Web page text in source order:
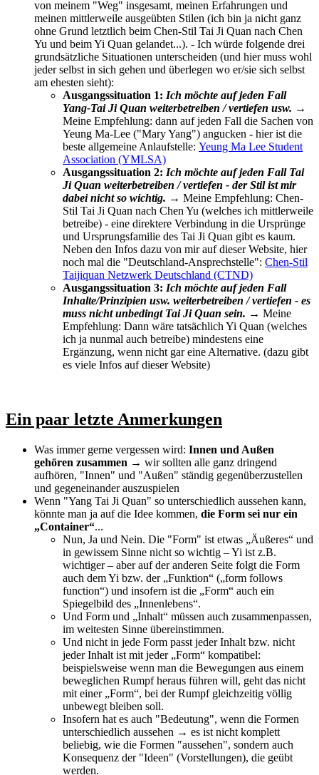
von meinem "Weg" insgesamt, meinen Erfahrungen und
meinen mittlerweile ausgeübten Stilen (ich bin ja nicht ganz
ohne Grund letztlich beim Chen-Stil Tai Ji Quan nach Chen
Yu und beim Yi Quan gelandet...). - Ich würde folgende drei
grundsätzliche Situationen unterscheiden (und hier muss wohl
jeder selbst in sich gehen und überlegen wo er/sie sich selbst
am ehesten sieht):
Ausgangssituation 1: Ich möchte auf jeden Fall
Yang-Tai Ji Quan weiterbetreiben / vertiefen usw. →
Meine Empfehlung: dann auf jeden Fall die Sachen von
Yeung Ma-Lee ("Mary Yang") angucken - hier ist die
beste allgemeine Anlaufstelle: Yeung Ma Lee Student
Association (YMLSA)
Ausgangssituation 2: Ich möchte auf jeden Fall Tai
Ji Quan weiterbetreiben / vertiefen - der Stil ist mir
dabei nicht so wichtig. → Meine Empfehlung: Chen-
Stil Tai Ji Quan nach Chen Yu (welches ich mittlerweile
betreibe) - eine direktere Verbindung in die Ursprünge
und Ursprungsfamilie des Tai Ji Quan gibt es kaum.
Neben den Infos dazu von mir auf dieser Website, hier
noch mal die "Deutschland-Ansprechstelle": Chen-Stil
Taijiquan Netzwerk Deutschland (CTND)
Ausgangssituation 3: Ich möchte auf jeden Fall
Inhalte/Prinzipien usw. weiterbetreiben / vertiefen - es
muss nicht unbedingt Tai Ji Quan sein. → Meine
Empfehlung: Dann wäre tatsächlich Yi Quan (welches
ich ja nunmal auch betreibe) mindestens eine
Ergänzung, wenn nicht gar eine Alternative. (dazu gibt
es viele Infos auf dieser Website)
Ein paar letzte Anmerkungen
Was immer gerne vergessen wird: Innen und Außen
gehören zusammen → wir sollten alle ganz dringend
aufhören, "Innen" und "Außen" ständig gegenüberzustellen
und gegeneinander auszuspielen
Wenn "Yang Tai Ji Quan" so unterschiedlich aussehen kann,
könnte man ja auf die Idee kommen, die Form sei nur ein
„Container“...
Nun, Ja und Nein. Die "Form" ist etwas „Äußeres“ und
in gewissem Sinne nicht so wichtig – Yi ist z.B.
wichtiger – aber auf der anderen Seite folgt die Form
auch dem Yi bzw. der „Funktion“ („form follows
function“) und insofern ist die „Form“ auch ein
Spiegelbild des „Innenlebens“.
Und Form und „Inhalt“ müssen auch zusammenpassen,
im weitesten Sinne übereinstimmen.
Und nicht in jede Form passt jeder Inhalt bzw. nicht
jeder Inhalt ist mit jeder „Form“ kompatibel:
beispielsweise wenn man die Bewegungen aus einem
beweglichen Rumpf heraus führen will, geht das nicht
mit einer „Form“, bei der Rumpf gleichzeitig völlig
unbewegt bleiben soll.
Insofern hat es auch "Bedeutung", wenn die Formen
unterschiedlich aussehen → es ist nicht komplett
beliebig, wie die Formen "aussehen", sondern auch
Konsequenz der "Ideen" (Vorstellungen), die geübt
werden.